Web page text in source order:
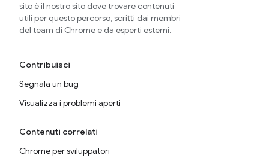
sito è il nostro sito dove trovare contenuti
utili per questo percorso, scritti dai membri
del team di Chrome e da esperti esterni.
Contribuisci
Segnala un bug
Visualizza i problemi aperti
Contenuti correlati
Chrome per sviluppatori